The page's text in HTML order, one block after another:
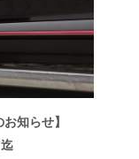
知らせ】